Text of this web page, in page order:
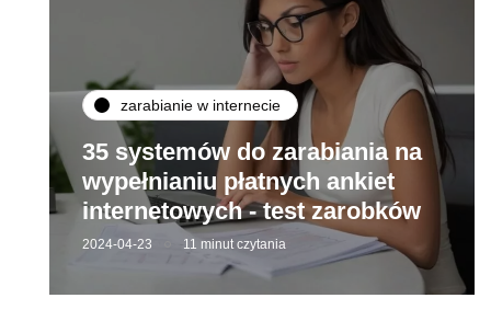
zarabianie w internecie
35 systemów do zarabiania na
wypełnianiu płatnych ankiet
internetowych - test zarobków
2024-04-23 11 minut czytania